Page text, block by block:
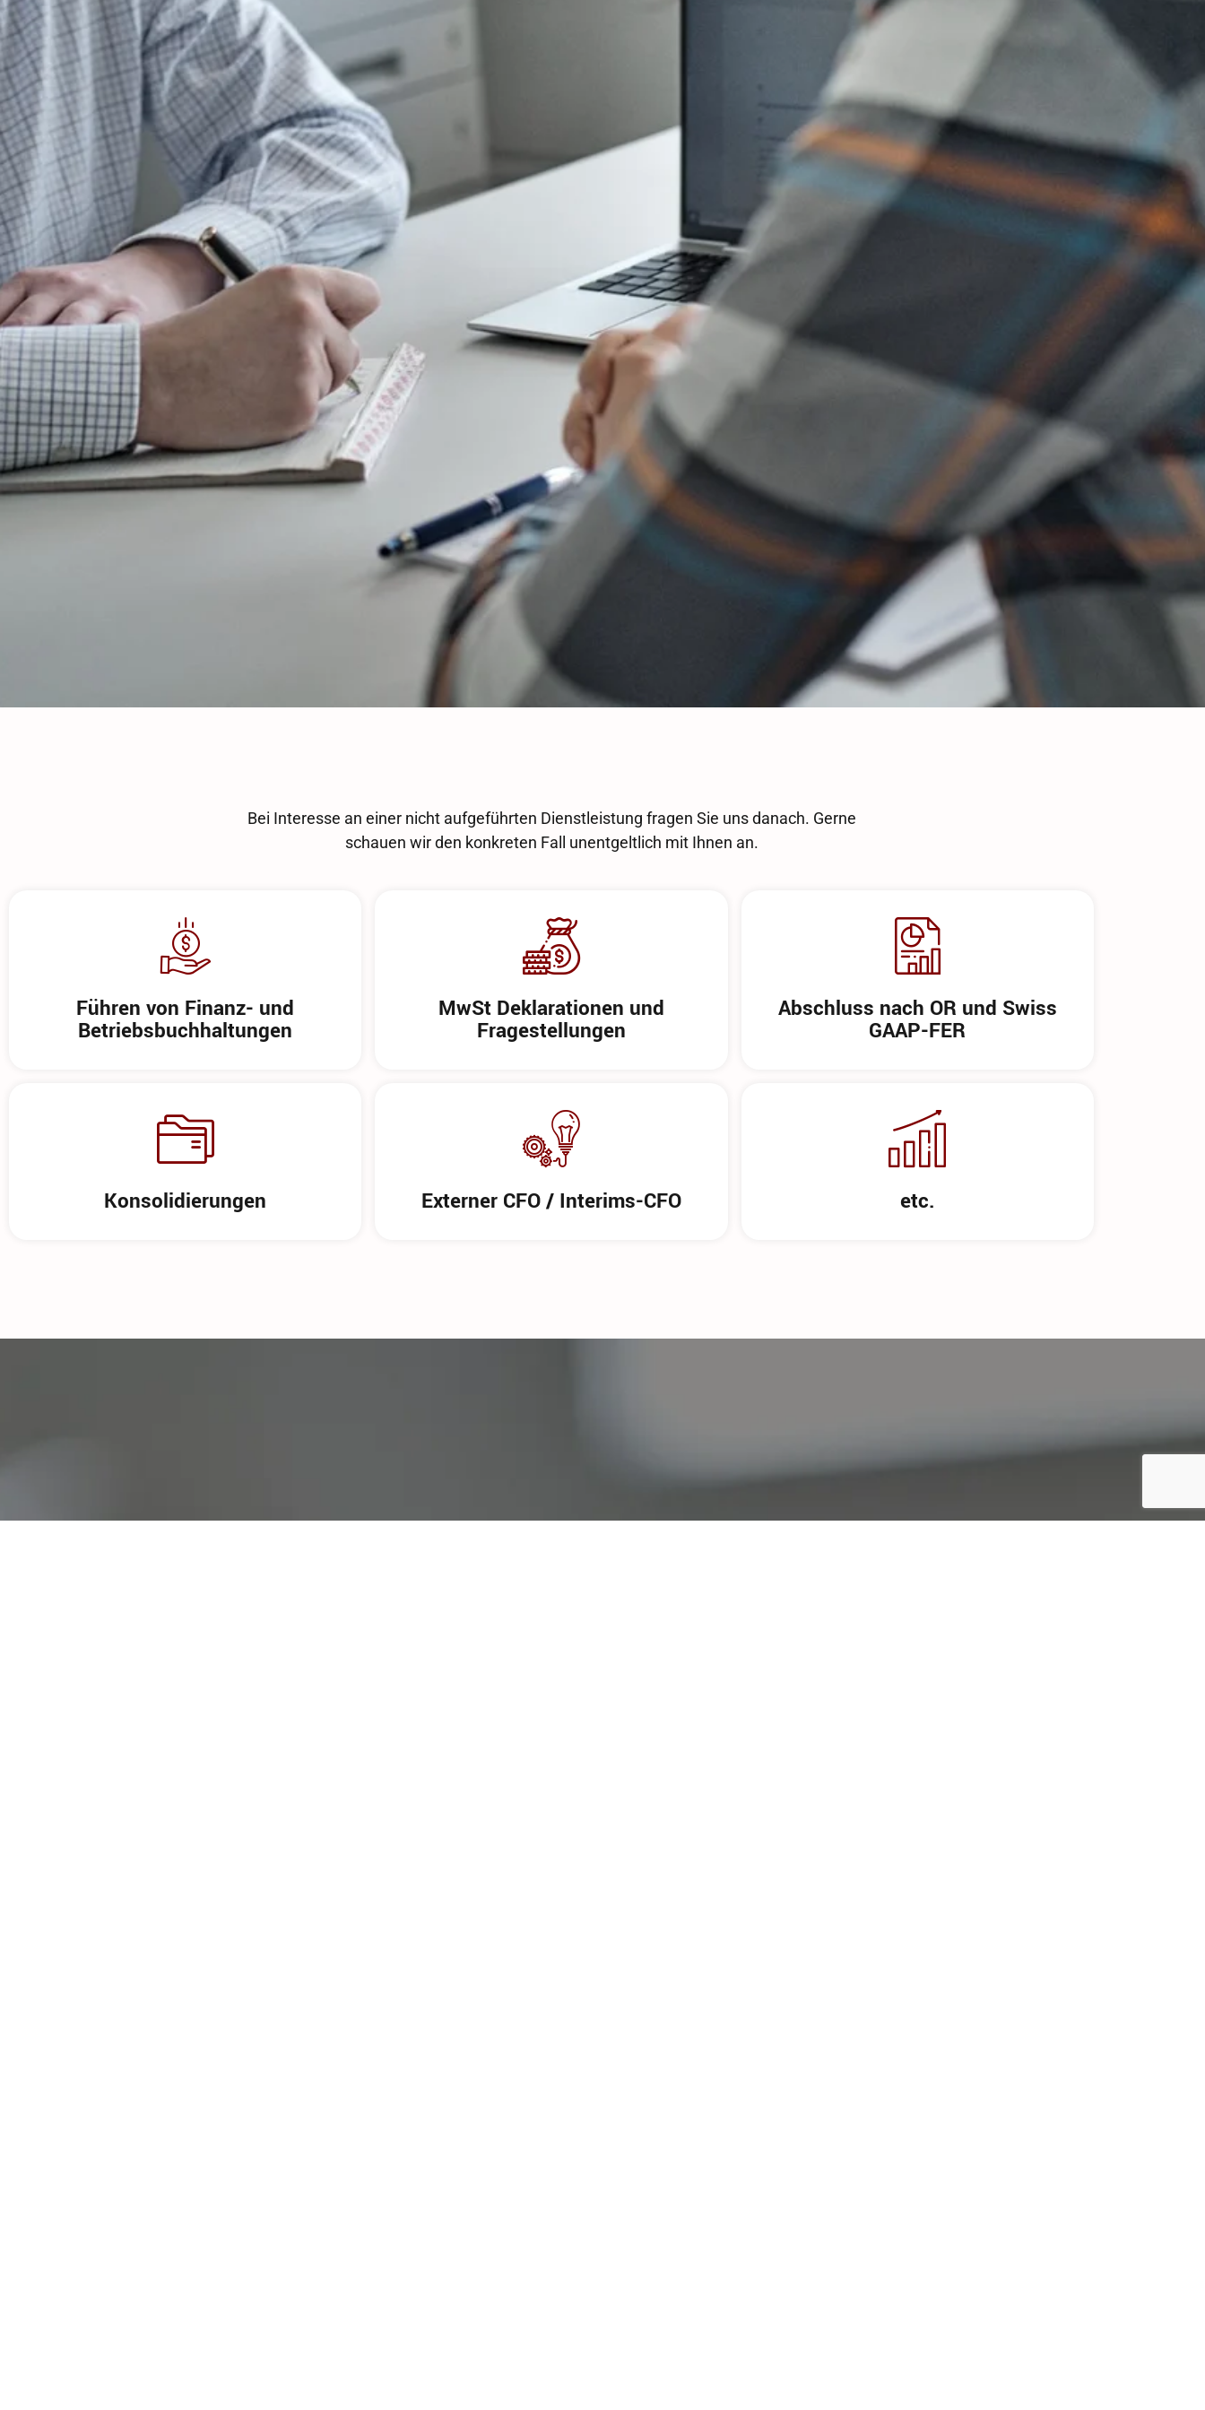
Bei Interesse an einer nicht aufgeführten Dienstleistung fragen Sie uns danach. Gerne
schauen wir den konkreten Fall unentgeltlich mit Ihnen an.
Führen von Finanz- und
Betriebsbuchhaltungen
MwSt Deklarationen und
Fragestellungen
Abschluss nach OR und Swiss
GAAP-FER
Konsolidierungen Externer CFO / Interims-CFO etc.